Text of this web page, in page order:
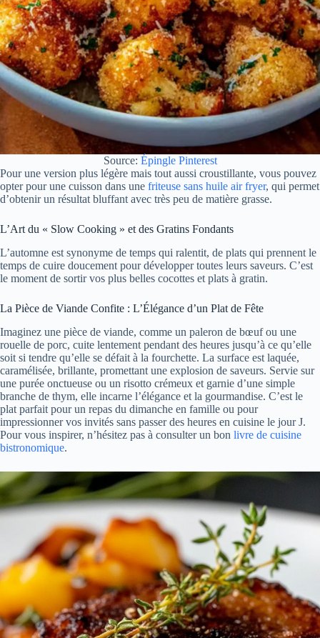
Source: Épingle Pinterest
Pour une version plus légère mais tout aussi croustillante, vous pouvez
opter pour une cuisson dans une friteuse sans huile air fryer, qui permet
d’obtenir un résultat bluffant avec très peu de matière grasse.
L’Art du « Slow Cooking » et des Gratins Fondants
L’automne est synonyme de temps qui ralentit, de plats qui prennent le
temps de cuire doucement pour développer toutes leurs saveurs. C’est
le moment de sortir vos plus belles cocottes et plats à gratin.
La Pièce de Viande Confite : L’Élégance d’un Plat de Fête
Imaginez une pièce de viande, comme un paleron de bœuf ou une
rouelle de porc, cuite lentement pendant des heures jusqu’à ce qu’elle
soit si tendre qu’elle se défait à la fourchette. La surface est laquée,
caramélisée, brillante, promettant une explosion de saveurs. Servie sur
une purée onctueuse ou un risotto crémeux et garnie d’une simple
branche de thym, elle incarne l’élégance et la gourmandise. C’est le
plat parfait pour un repas du dimanche en famille ou pour
impressionner vos invités sans passer des heures en cuisine le jour J.
Pour vous inspirer, n’hésitez pas à consulter un bon livre de cuisine
bistronomique.